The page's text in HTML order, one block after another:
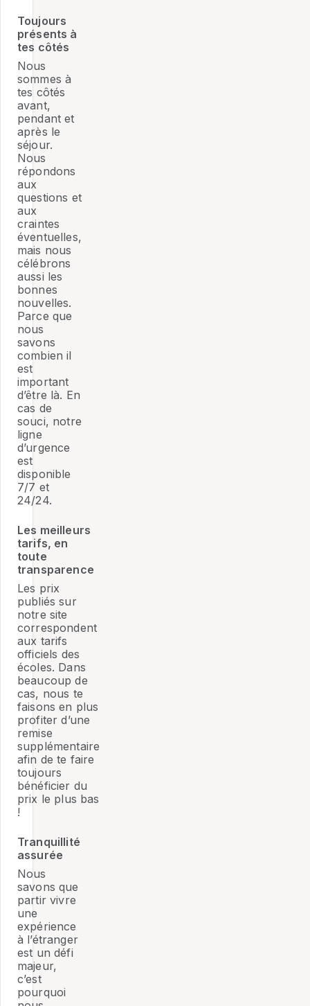
Toujours
présents à
tes côtés
Nous
sommes à
tes côtés
avant,
pendant et
après le
séjour.
Nous
répondons
aux
questions et
aux
craintes
éventuelles,
mais nous
célébrons
aussi les
bonnes
nouvelles.
Parce que
nous
savons
combien il
est
important
d’être là. En
cas de
souci, notre
ligne
d’urgence
est
disponible
7/7 et
24/24.
Les meilleurs
tarifs, en
toute
transparence
Les prix
publiés sur
notre site
correspondent
aux tarifs
officiels des
écoles. Dans
beaucoup de
cas, nous te
faisons en plus
profiter d’une
remise
supplémentaire
afin de te faire
toujours
bénéficier du
prix le plus bas
!
Tranquillité
assurée
Nous
savons que
partir vivre
une
expérience
à l’étranger
est un défi
majeur,
c’est
pourquoi